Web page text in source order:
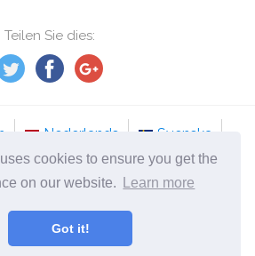
cookies to ensure you get the
on our website.
Learn more
Got it!
Teilen Sie dies:
Nederlands
Svenska
Italiano Français
Dansk
Česky
mydailyselfmotivation.com